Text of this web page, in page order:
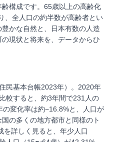
構成です。65歳以上の高齢化
、全人口の約半数が高齢者とい
かな自然と、日本有数の人造
現状と将来を、データからひ
民基本台帳2023年）。2020年
較すると、約3年間で231人の
変化率は約−16.8%と、人口が
の多くの地方都市と同様のト
を詳しく見ると、年少人口